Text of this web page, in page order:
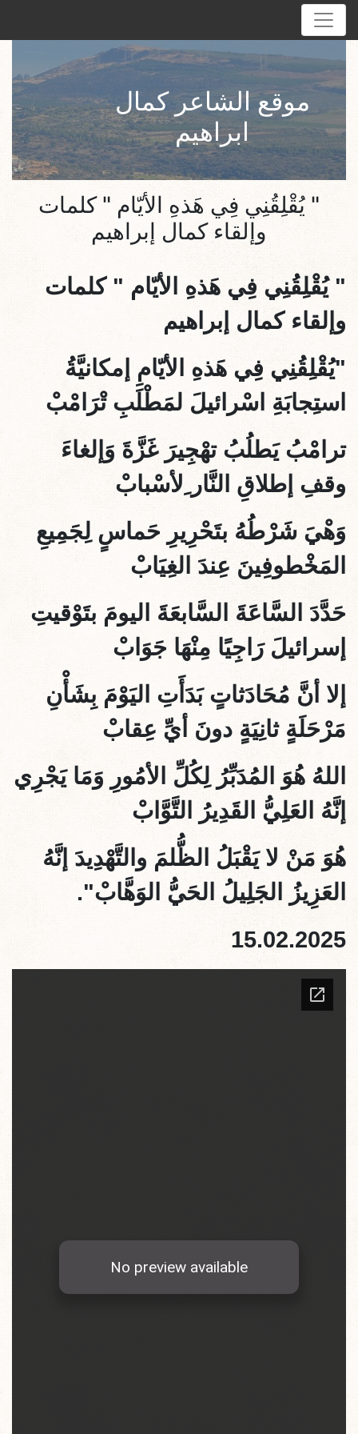
موقع الشاعر كمال
ابراهيم
" يُقْلِقُنِي فِي هَذهِ الأيّام " كلمات
وإلقاء كمال إبراهيم
"يُقْلِقُنِي فِي هَذهِ الأيّام " كلمات
وإلقاء كمال إبراهيم
"يُقْلِقُنِي فِي هَذهِ الأيّامِ إمكانيَّةُ
استِجابَةِ اسْرائيلَ لمَطْلَبِ تْرَامْبْ
ترامْبُ يَطلُبُ تهْجِيرَ غَزَّةَ وَإلغاءَ
وقفِ إطلاقِ النَّار ِلأسْبابْ
وَهْيَ شَرْطُهُ بتَحْرِيرِ حَماسٍ لِجَمِيعِ
المَخْطوفِينَ عِندَ الغِيَابْ
حَدَّدَ السَّاعَةَ السَّابعَةَ اليومَ بتَوْقيتِ
إسرائيلَ رَاجِيًا مِنْهَا جَوَابْ
إلا أنَّ مُحَادَثاتٍ بَدَأَتِ اليَوْمَ بِشَأْنِ
مَرْحَلَةٍ ثانِيَةٍ دونَ أيِّ عِقابْ
اللهُ هُوَ المُدَبِّرُ لِكُلِّ الأمُورِ وَمَا يَجْرِي
إنَّهُ العَلِيُّ القَدِيرُ التَّوَّابْ
هُوَ مَنْ لا يَقْبَلُ الظُّلمَ والتَّهْدِيدَ إنَّهُ
العَزِيزُ الجَلِيلُ الحَيُّ الوَهَّابْ".
15.02.2025